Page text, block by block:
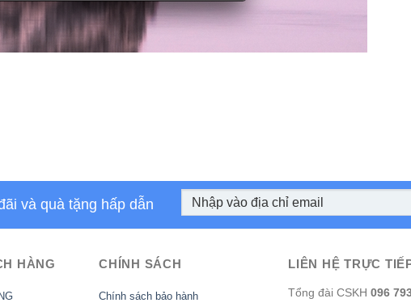
và quà tặng hấp dẫn
HÀNG CHÍNH SÁCH
Chính sách bảo hành
LIÊN HỆ TRỰC
Tổng đài CSKH 096